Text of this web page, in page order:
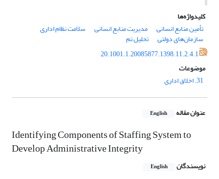
کلیدواژه‌ها
تأمین منابع انسانی
مدیریت منابع انسانی سلامت نظام اداری
سازمان‌های دولتی
تحلیل تم
20.1001.1.20085877.1398.11.2.4.1
موضوعات
31. اخلاق اداری
عنوان مقاله English
Identifying Components of Staffing System to
Develop Administrative Integrity
نویسندگان English